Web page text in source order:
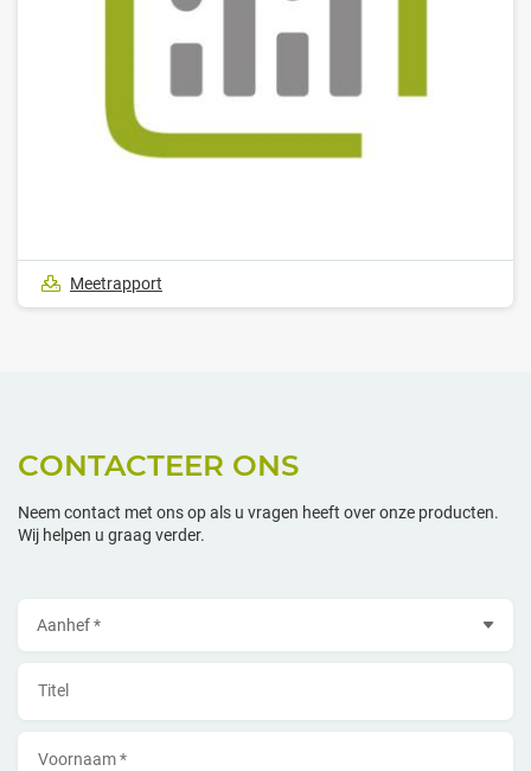
Meetrapport
CONTACTEER ONS
Neem contact met ons op als u vragen heeft over onze producten.
Wij helpen u graag verder.
Titel
Voornaam *